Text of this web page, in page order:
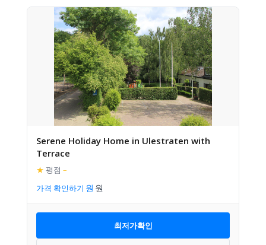
Serene Holiday Home in Ulestraten with
Terrace
★ 평점 –
가격 확인하기
최저가확인